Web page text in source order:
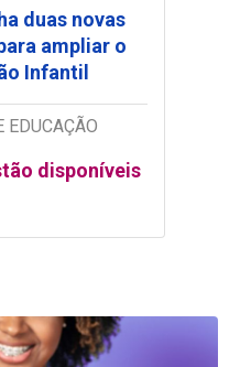
duas novas
ampliar o
Infantil
EDUCAÇÃO
disponíveis